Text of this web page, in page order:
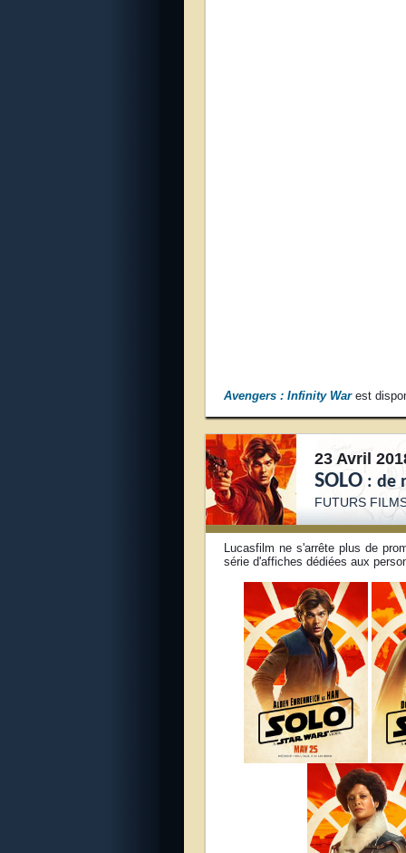
Avengers : Infinity Warest
23 Avril
SOLO : de
FUTURS
Lucasfilm ne s'arrête plus de
série d'affiches dédiées aux